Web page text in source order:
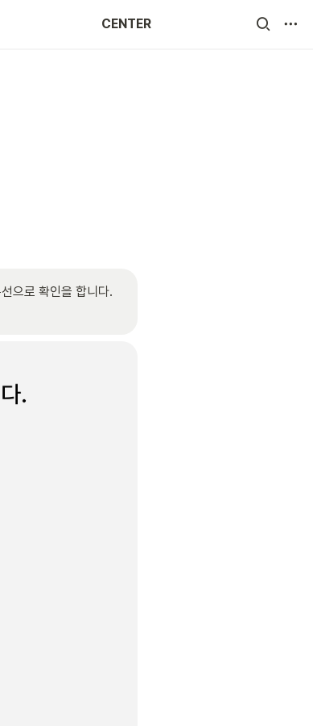
CENTER
으로 확인을 합니다.